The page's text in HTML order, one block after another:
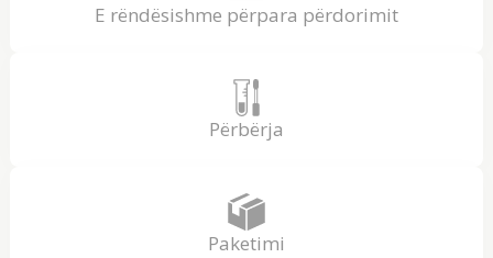
E rëndësishme përpara përdorimit
Përbërja
Paketimi